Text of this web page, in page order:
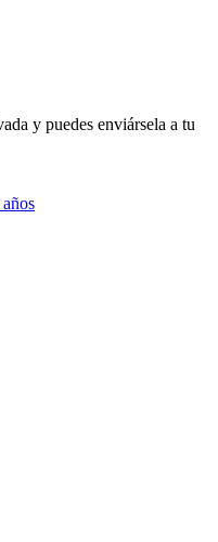
y puedes enviársela a tu